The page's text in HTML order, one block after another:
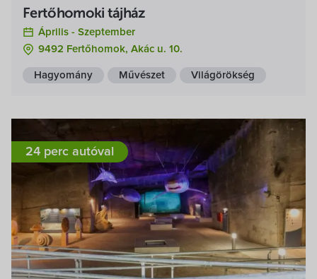
Fertőhomoki tájház
Április - Szeptember
9492 Fertőhomok, Akác u. 10.
Hagyomány Művészet Világörökség
24 perc autóval